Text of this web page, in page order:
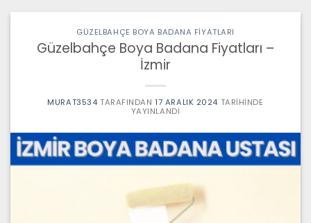
GÜZELBAHÇE BOYA BADANA FIYATLARI
Güzelbahçe Boya Badana Fiyatları –
İzmir
MURAT3534 TARAFINDAN 17 ARALIK 2024 TARIHINDE
YAYINLANDI